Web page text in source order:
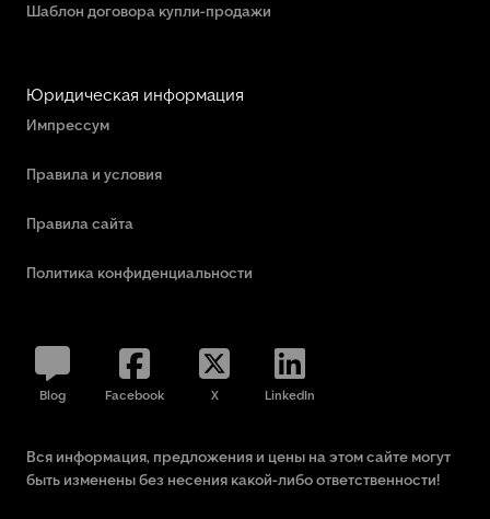
Шаблон договора купли-продажи
Юридическая информация
Импрессум
Правила и условия
Правила сайта
Политика конфиденциальности
Blog Facebook X LinkedIn
Вся информация, предложения и цены на этом сайте могут
быть изменены без несения какой-либо ответственности!